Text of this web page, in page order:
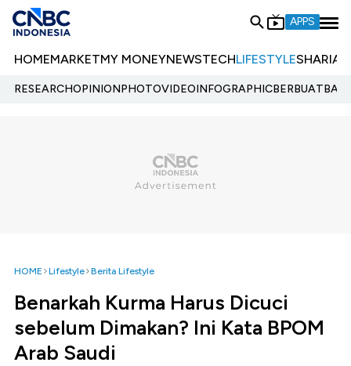
APPS
HOMEMARKETMY MONEYNEWSTECHLIFESTYLESHARIA
RESEARCHOPINIONPHOTOVIDEOINFOGRAPHIC
HOME Lifestyle Berita Lifestyle
Benarkah Kurma Harus Dicuci
sebelum Dimakan? Ini Kata BPOM
Arab Saudi